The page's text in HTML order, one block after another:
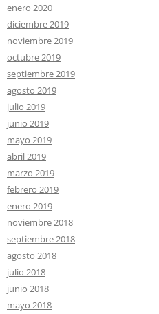
enero 2020
diciembre 2019
noviembre 2019
octubre 2019
septiembre 2019
agosto 2019
julio 2019
junio 2019
mayo 2019
abril 2019
marzo 2019
febrero 2019
enero 2019
noviembre 2018
septiembre 2018
agosto 2018
julio 2018
junio 2018
mayo 2018